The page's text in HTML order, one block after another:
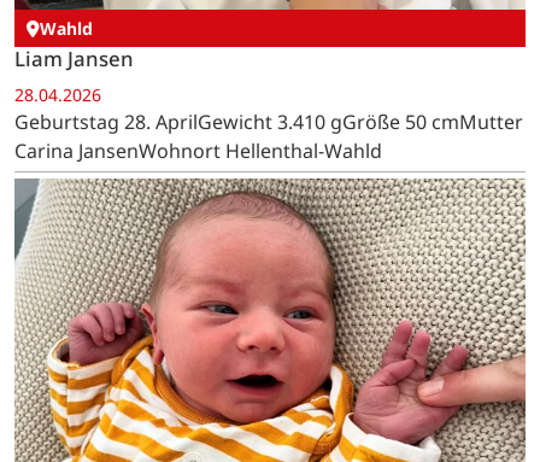
Wahld
Liam Jansen
28.04.2026
Geburtstag 28. AprilGewicht 3.410 gGröße 50 cmMutter
Carina JansenWohnort Hellenthal-Wahld